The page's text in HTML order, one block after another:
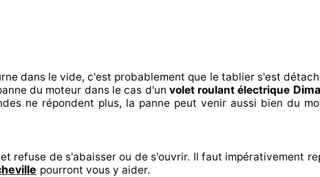
dans le vide, c'est probablement que le tablier s'est
du moteur dans le cas d'un volet roulant électrique
ne répondent plus, la panne peut venir aussi bien du
refuse de s'abaisser ou de s'ouvrir. Il faut impérativement
pourront vous y aider.